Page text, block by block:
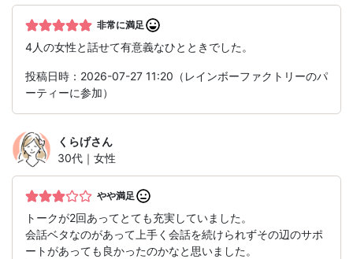
非常に満足
4人の女性と話せて有意義なひとときでした。
投稿日時：2026-07-27 11:20（レインボーファクトリーのパ
ーティーに参加）
くらげさん
30代｜女性
やや満足
トークが2回あってとても充実していました。
会話ベタなのがあって上手く会話を続けられずその辺のサポ
ートがあっても良かったのかなと思いました。